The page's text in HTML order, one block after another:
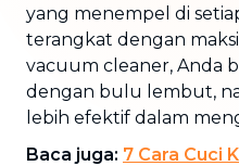
yang menempel di
terangkat dengan
vacuum cleaner, Anda
dengan bulu lembut,
lebih efektif dalam
Baca juga: 7 Cara Cuci